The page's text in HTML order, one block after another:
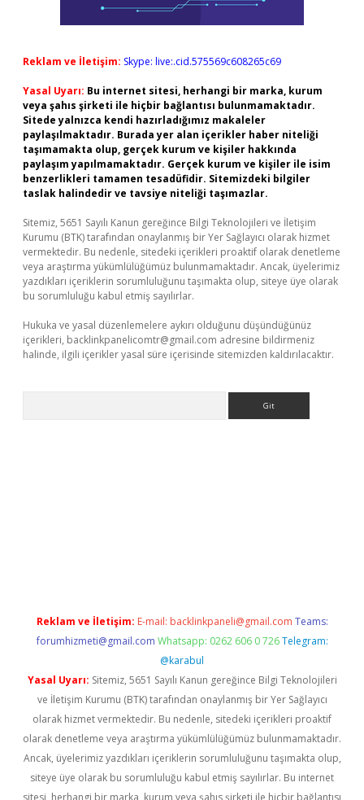
Reklam ve İletişim: Skype: live:.cid.575569c608265c69
Yasal Uyarı: Bu internet sitesi, herhangi bir marka, kurum
veya şahıs şirketi ile hiçbir bağlantısı bulunmamaktadır.
Sitede yalnızca kendi hazırladığımız makaleler
paylaşılmaktadır. Burada yer alan içerikler haber niteliği
taşımamakta olup, gerçek kurum ve kişiler hakkında
paylaşım yapılmamaktadır. Gerçek kurum ve kişiler ile isim
benzerlikleri tamamen tesadüfidir. Sitemizdeki bilgiler
taslak halindedir ve tavsiye niteliği taşımazlar.
Sitemiz, 5651 Sayılı Kanun gereğince Bilgi Teknolojileri ve İletişim
Kurumu (BTK) tarafından onaylanmış bir Yer Sağlayıcı olarak hizmet
vermektedir. Bu nedenle, sitedeki içerikleri proaktif olarak denetleme
veya araştırma yükümlülüğümüz bulunmamaktadır. Ancak, üyelerimiz
yazdıkları içeriklerin sorumluluğunu taşımakta olup, siteye üye olarak
bu sorumluluğu kabul etmiş sayılırlar.
Hukuka ve yasal düzenlemelere aykırı olduğunu düşündüğünüz
içerikleri, backlinkpanelicomtr@gmail.com adresine bildirmeniz
halinde, ilgili içerikler yasal süre içerisinde sitemizden kaldırılacaktır.
Reklam ve İletişim: E-mail: backlinkpaneli@gmail.com Teams:
forumhizmeti@gmail.com Whatsapp: 0262 606 0 726 Telegram:
@karabul
Yasal Uyarı: Sitemiz, 5651 Sayılı Kanun gereğince Bilgi Teknolojileri
ve İletişim Kurumu (BTK) tarafından onaylanmış bir Yer Sağlayıcı
olarak hizmet vermektedir. Bu nedenle, sitedeki içerikleri proaktif
olarak denetleme veya araştırma yükümlülüğümüz bulunmamaktadır.
Ancak, üyelerimiz yazdıkları içeriklerin sorumluluğunu taşımakta olup,
siteye üye olarak bu sorumluluğu kabul etmiş sayılırlar. Bu internet
sitesi, herhangi bir marka, kurum veya şahıs şirketi ile hiçbir bağlantısı